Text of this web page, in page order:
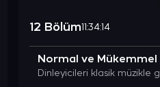
12 Bölüm11:34:14
Normal ve Mükemmel